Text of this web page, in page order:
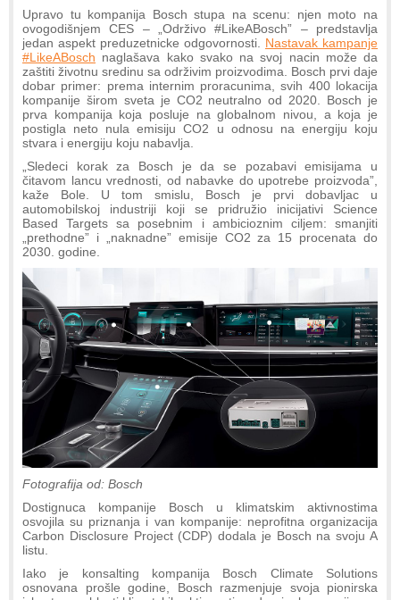
Upravo tu kompanija Bosch stupa na scenu: njen moto na
ovogodišnjem CES – „Održivo #LikeABosch” – predstavlja
jedan aspekt preduzetnicke odgovornosti. Nastavak kampanje
#LikeABosch naglašava kako svako na svoj nacin može da
zaštiti životnu sredinu sa održivim proizvodima. Bosch prvi daje
dobar primer: prema internim proracunima, svih 400 lokacija
kompanije širom sveta je CO2 neutralno od 2020. Bosch je
prva kompanija koja posluje na globalnom nivou, a koja je
postigla neto nula emisiju CO2 u odnosu na energiju koju
stvara i energiju koju nabavlja.
„Sledeci korak za Bosch je da se pozabavi emisijama u
čitavom lancu vrednosti, od nabavke do upotrebe proizvoda”,
kaže Bole. U tom smislu, Bosch je prvi dobavljac u
automobilskoj industriji koji se pridružio inicijativi Science
Based Targets sa posebnim i ambicioznim ciljem: smanjiti
„prethodne” i „naknadne” emisije CO2 za 15 procenata do
2030. godine.
Fotografija od: Bosch
Dostignuca kompanije Bosch u klimatskim aktivnostima
osvojila su priznanja i van kompanije: neprofitna organizacija
Carbon Disclosure Project (CDP) dodala je Bosch na svoju A
listu.
Iako je konsalting kompanija Bosch Climate Solutions
osnovana prošle godine, Bosch razmenjuje svoja pionirska